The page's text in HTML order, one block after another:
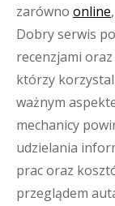
zarówno online
Dobry serwis
recenzjami
którzy
ważnym
mechanicy
udzielania
prac oraz
przeglądem